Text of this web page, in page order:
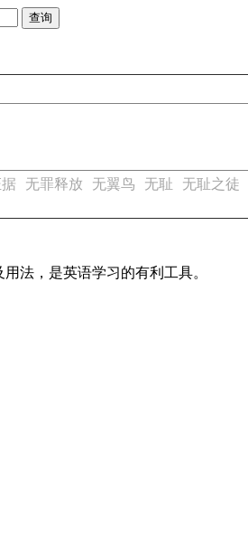
无罪释放 无翼鸟 无耻 无耻之徒
法，是英语学习的有利工具。